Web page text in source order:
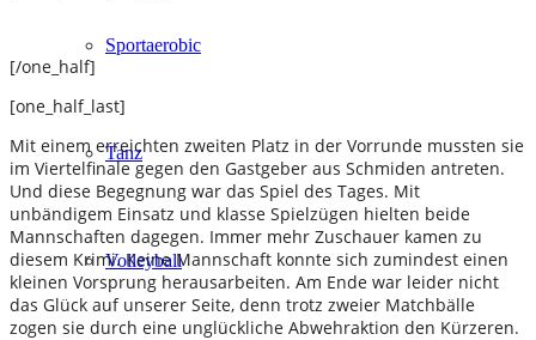
Sportaerobic
Tanz
Volleyball
[/one_half]
[one_half_last]
Mit einem erreichten zweiten Platz in der Vorrunde mussten sie
im Viertelfinale gegen den Gastgeber aus Schmiden antreten.
Und diese Begegnung war das Spiel des Tages. Mit
unbändigem Einsatz und klasse Spielzügen hielten beide
Mannschaften dagegen. Immer mehr Zuschauer kamen zu
diesem Krimi. Keine Mannschaft konnte sich zumindest einen
kleinen Vorsprung herausarbeiten. Am Ende war leider nicht
das Glück auf unserer Seite, denn trotz zweier Matchbälle
zogen sie durch eine unglückliche Abwehraktion den Kürzeren.